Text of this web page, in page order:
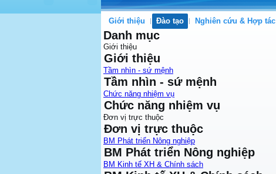
Giới thiệu Đào tạo Nghiên cứu & Hợp tác
Danh mục
Giới thiệu
Giới thiệu
Tầm nhìn - sứ mệnh
Tầm nhìn - sứ mệnh
Chức năng nhiệm vụ
Chức năng nhiệm vụ
Đơn vị trực thuộc
Đơn vị trực thuộc
BM Phát triển Nông nghiệp
BM Phát triển Nông nghiệp
BM Kinh tế XH & Chính sách